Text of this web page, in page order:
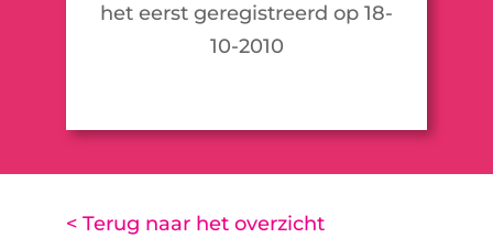
het eerst geregistreerd op 18-
10-2010
< Terug naar het overzicht